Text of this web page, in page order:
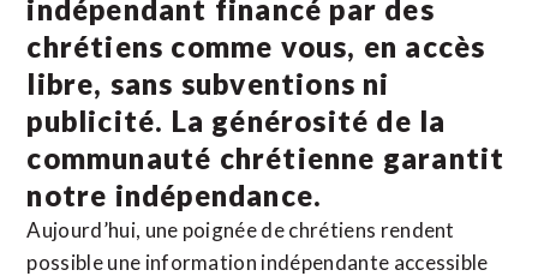
indépendant financé par des
chrétiens comme vous, en accès
libre, sans subventions ni
publicité. La générosité de la
communauté chrétienne garantit
notre indépendance.
Aujourd’hui, une poignée de chrétiens rendent
possible une information indépendante accessible